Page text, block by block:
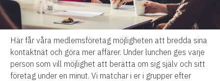
Här får våra medlemsföretag möjligheten att bredda sina
kontaktnät och göra mer affärer. Under lunchen ges varje
person som vill möjlighet att berätta om sig själv och sitt
företag under en minut. Vi matchar i er i grupper efter